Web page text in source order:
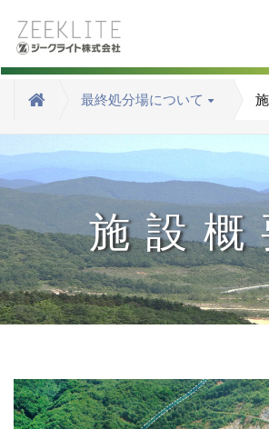
最終処分場について
施設概